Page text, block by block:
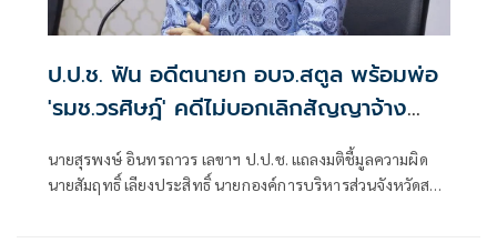
ป.ป.ช. ฟัน อดีตนายก อบจ.สตูล พร้อมพ่อ
'รมช.วรศิษฎ์' คดีไม่บอกเลิกสัญญาจ้าง
นายสุรพงษ์ อินทรถาวร เลขาฯ ป.ป.ช. แถลงมติชี้มูลความผิด
นายสัมฤทธิ์ เลียงประสิทธิ์ นายกองค์การบริหารส่วนจังหวัดสตูล